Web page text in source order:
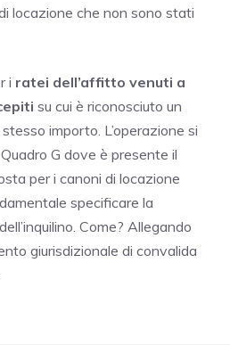
locazione che non sono stati
i ratei dell’affitto venuti a
su cui è riconosciuto un
importo. L’operazione si
G dove è presente il
per i canoni di locazione
specificare la
Come? Allegando
giurisdizionale di convalida